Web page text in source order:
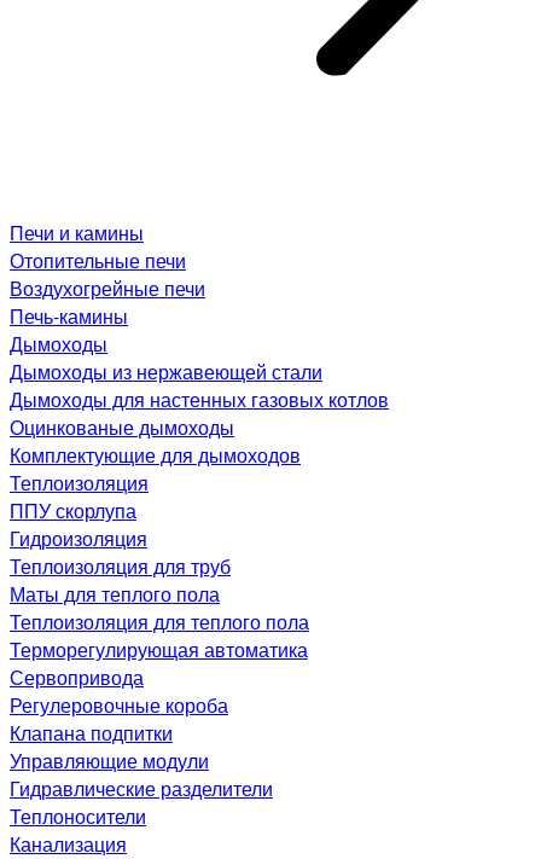
Печи и камины
Отопительные печи
Воздухогрейные печи
Печь-камины
Дымоходы
Дымоходы из нержавеющей стали
Дымоходы для настенных газовых котлов
Оцинкованые дымоходы
Комплектующие для дымоходов
Теплоизоляция
ППУ скорлупа
Гидроизоляция
Теплоизоляция для труб
Маты для теплого пола
Теплоизоляция для теплого пола
Терморегулирующая автоматика
Сервопривода
Регулеровочные короба
Клапана подпитки
Управляющие модули
Гидравлические разделители
Теплоносители
Канализация